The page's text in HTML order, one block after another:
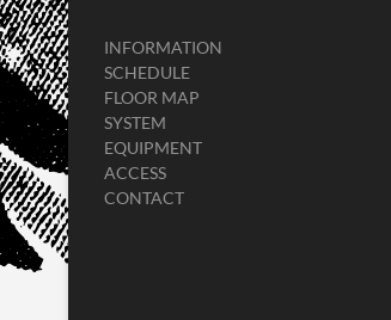
INFORMATION
SCHEDULE
FLOOR MAP
SYSTEM
EQUIPMENT
ACCESS
CONTACT